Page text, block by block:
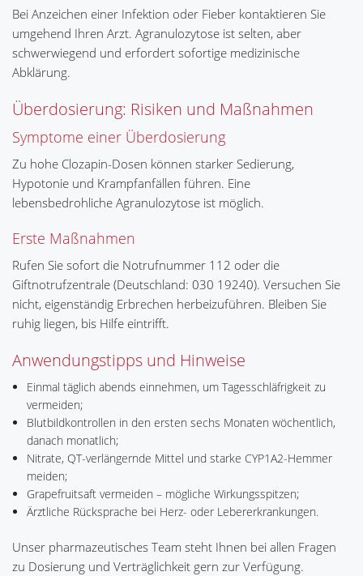
Bei Anzeichen einer Infektion oder Fieber kontaktieren Sie
umgehend Ihren Arzt. Agranulozytose ist selten, aber
schwerwiegend und erfordert sofortige medizinische
Abklärung.
Überdosierung: Risiken und Maßnahmen
Symptome einer Überdosierung
Zu hohe Clozapin-Dosen können starker Sedierung,
Hypotonie und Krampfanfällen führen. Eine
lebensbedrohliche Agranulozytose ist möglich.
Erste Maßnahmen
Rufen Sie sofort die Notrufnummer 112 oder die
Giftnotrufzentrale (Deutschland: 030 19240). Versuchen Sie
nicht, eigenständig Erbrechen herbeizuführen. Bleiben Sie
ruhig liegen, bis Hilfe eintrifft.
Anwendungstipps und Hinweise
Einmal täglich abends einnehmen, um Tagesschläfrigkeit zu
vermeiden;
Blutbildkontrollen in den ersten sechs Monaten wöchentlich,
danach monatlich;
Nitrate, QT-verlängernde Mittel und starke CYP1A2-Hemmer
meiden;
Grapefruitsaft vermeiden – mögliche Wirkungsspitzen;
Ärztliche Rücksprache bei Herz- oder Lebererkrankungen.
Unser pharmazeutisches Team steht Ihnen bei allen Fragen
zu Dosierung und Verträglichkeit gern zur Verfügung.